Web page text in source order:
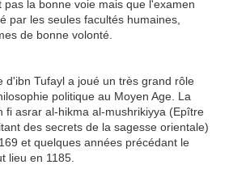
la bonne voie mais que l'examen
par les seules facultés humaines,
de bonne volonté.
d'ibn Tufayl a joué un très grand rôle
politique au Moyen Age. La
fi asrar al-hikma al-mushrikiyya (Epître
des secrets de la sagesse orientale)
et quelques années précédant le
lieu en 1185.